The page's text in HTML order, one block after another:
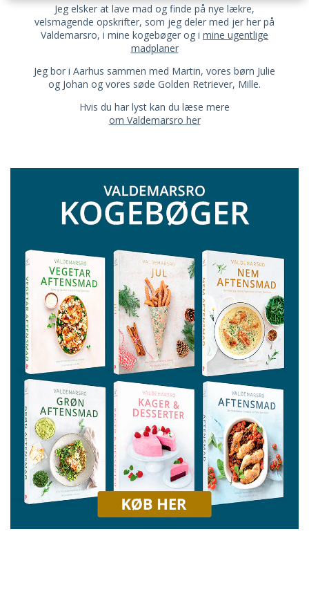
Jeg elsker at lave mad og finde på nye lækre,
velsmagende opskrifter, som jeg deler med jer her på
Valdemarsro, i mine kogebøger og i mine ugentlige
madplaner
Jeg bor i Aarhus sammen med Martin, vores børn Julie
og Johan og vores søde Golden Retriever, Mille.
Hvis du har lyst kan du læse mere
om Valdemarsro her